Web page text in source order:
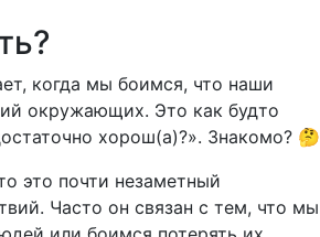
когда мы боимся, что наши
окружающих. Это как будто
хорош(а)?». Знакомо? 🤔
это почти незаметный
Часто он связан с тем, что мы